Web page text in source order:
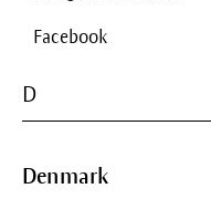
Facebook
D
Denmark